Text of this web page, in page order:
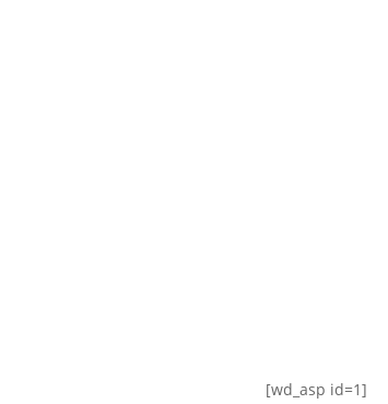
[wd_asp id=1]